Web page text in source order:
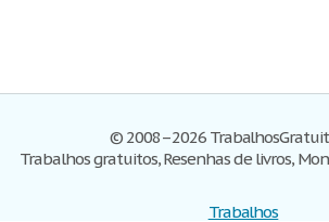
© 2008–2026
Trabalhos gratuitos, Resenhas de livros,
Trabalhos